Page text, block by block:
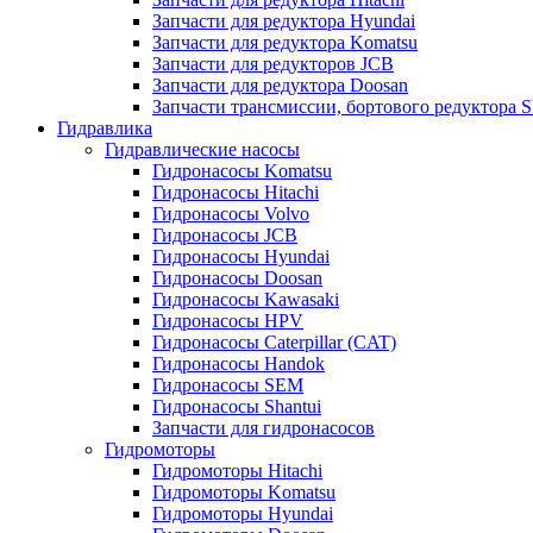
Запчасти для редуктора Hyundai
Запчасти для редуктора Komatsu
Запчасти для редукторов JCB
Запчасти для редуктора Doosan
Запчасти трансмиссии, бортового редуктора
Гидравлика
Гидравлические насосы
Гидронасосы Komatsu
Гидронасосы Hitachi
Гидронасосы Volvo
Гидронасосы JCB
Гидронасосы Hyundai
Гидронасосы Doosan
Гидронасосы Kawasaki
Гидронасосы HPV
Гидронасосы Caterpillar (CAT)
Гидронасосы Handok
Гидронасосы SEM
Гидронасосы Shantui
Запчасти для гидронасосов
Гидромоторы
Гидромоторы Hitachi
Гидромоторы Komatsu
Гидромоторы Hyundai